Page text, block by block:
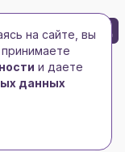
0
футболки/
на сайте, вы
и даете
данных